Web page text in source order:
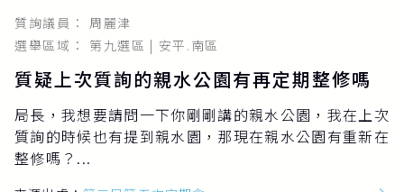
質詢議員： 周麗津
選舉區域： 第九選區 | 安平.南區
質疑上次質詢的親水公園有再定期整修嗎
局長，我想要請問一下你剛剛講的親水公園，我在上次
質詢的時候也有提到親水園，那現在親水公園有重新在
整修嗎？...